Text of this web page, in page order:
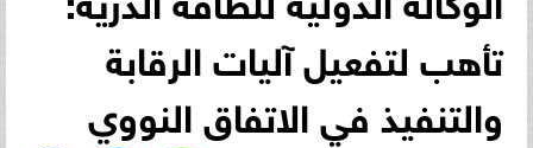
تأهب لتفعيل آليات الرقابة
والتنفيذ في الاتفاق النووي